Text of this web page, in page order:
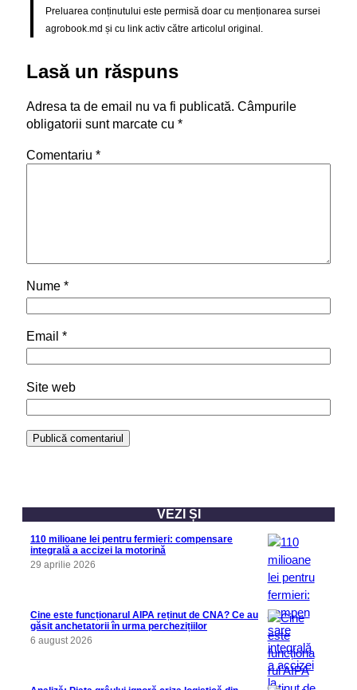
Preluarea conținutului este permisă doar cu menționarea sursei
agrobook.md și cu link activ către articolul original.
Lasă un răspuns
Adresa ta de email nu va fi publicată. Câmpurile
obligatorii sunt marcate cu *
Comentariu *
Nume *
Email *
Site web
VEZI ȘI
110 milioane lei pentru fermieri: compensare
integrală a accizei la motorină
29 aprilie 2026
Cine este funcționarul AIPA reținut de CNA? Ce au
găsit anchetatorii în urma perchezițiilor
6 august 2026